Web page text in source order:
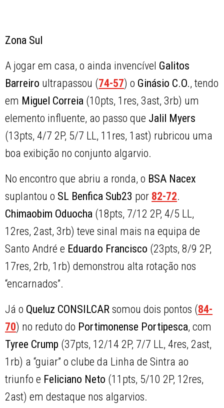
Zona Sul
A jogar em casa, o ainda invencível Galitos
Barreiro ultrapassou (74-57) o Ginásio C.O., tendo
em Miguel Correia (10pts, 1res, 3ast, 3rb) um
elemento influente, ao passo que Jalil Myers
(13pts, 4/7 2P, 5/7 LL, 11res, 1ast) rubricou uma
boa exibição no conjunto algarvio.
No encontro que abriu a ronda, o BSA Nacex
suplantou o SL Benfica Sub23 por 82-72.
Chimaobim Oduocha (18pts, 7/12 2P, 4/5 LL,
12res, 2ast, 3rb) teve sinal mais na equipa de
Santo André e Eduardo Francisco (23pts, 8/9 2P,
17res, 2rb, 1rb) demonstrou alta rotação nos
“encarnados”.
Já o Queluz CONSILCAR somou dois pontos (84-
70) no reduto do Portimonense Portipesca, com
Tyree Crump (37pts, 12/14 2P, 7/7 LL, 4res, 2ast,
1rb) a “guiar” o clube da Linha de Sintra ao
triunfo e Feliciano Neto (11pts, 5/10 2P, 12res,
2ast) em destaque nos algarvios.